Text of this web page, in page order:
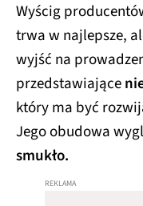
Wyścig
trwa w najlepsze,
wyjść na
przedstawiające
który ma być
Jego obudowa
smukło.